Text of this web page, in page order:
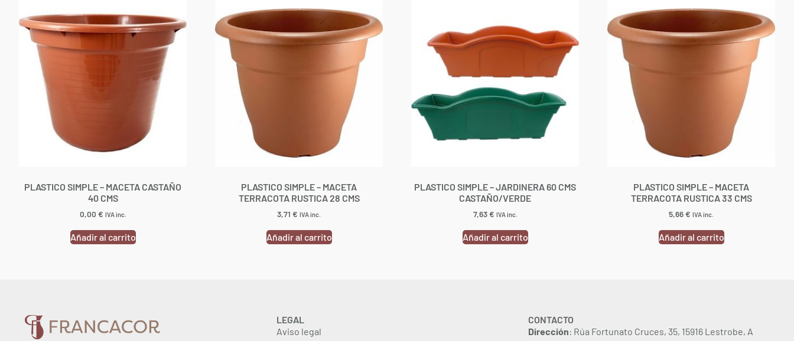
PLASTICO SIMPLE – MACETA CASTAÑO
40 CMS
0,00 € IVA inc.
Añadir al carrito
PLASTICO SIMPLE – MACETA
TERRACOTA RUSTICA 28 CMS
3,71 € IVA inc.
Añadir al carrito
PLASTICO SIMPLE – JARDINERA 60 CMS
CASTAÑO/VERDE
7,63€ IVA inc.
Añadir al carrito
PLASTICO SIMPLE – MACETA
TERRACOTA RUSTICA 33 CMS
5,66€ IVA inc.
Añadir al carrito
LEGAL
Aviso legal
CONTACTO
Dirección: Rúa Fortunato Cruces, 35, 15916 Lestrobe, A